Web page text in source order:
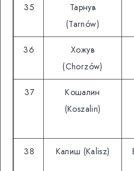
35
Тарнув
(Tarnów)
36
Хожув
(Chorzów)
37
Кошалин
(Koszalin)
38 Калиш (Kalisz)